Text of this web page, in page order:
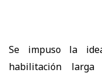
Se impuso la
habilitación